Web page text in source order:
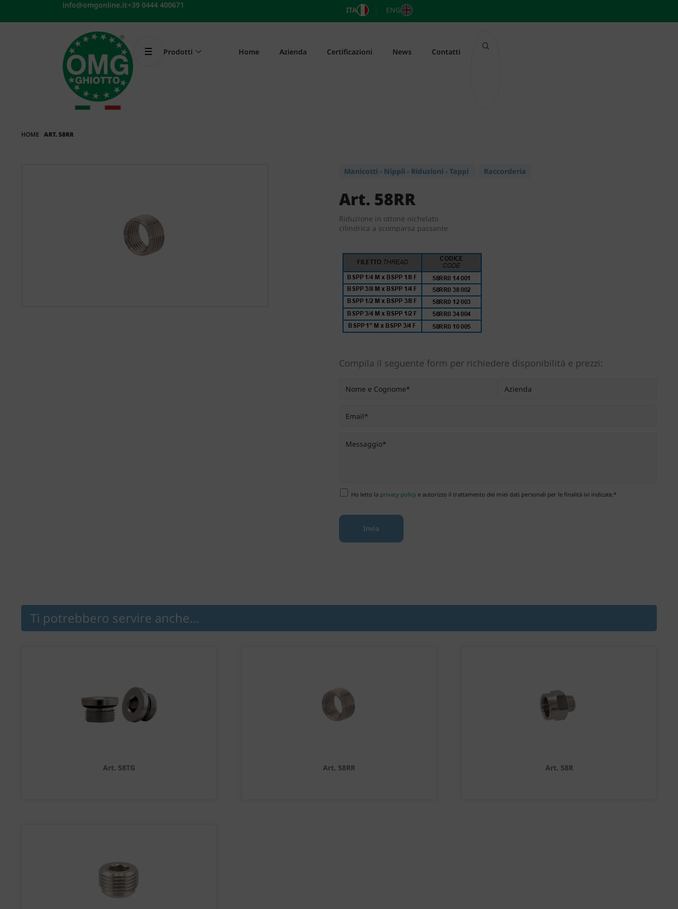
contenuto
info@omgonline.it+39 0444 400671
ITA ENG
Prodotti Home Azienda Certificazioni News Contatti
HOME ART. 58RR
Manicotti - Nippli - Riduzioni - Tappi Raccorderia
Art. 58RR
Riduzione in ottone nichelato
cilindrica a scomparsa passante
Compila il seguente form per richiedere disponibilità e prezzi:
Ho letto la privacy policye autorizzo il trattamento dei miei dati personali per le finalità ivi indicate.*
Ti potrebbero servire anche...
Art. 58TG Art. 58RR Art. 58R